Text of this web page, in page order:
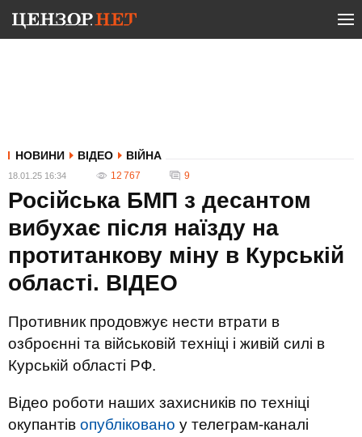
НОВИНИ ВІДЕО ВІЙНА
18.01.25 16:34 12 767 9
Російська БМП з десантом
вибухає після наїзду на
протитанкову міну в Курській
області. ВIДЕО
Противник продовжує нести втрати в
озброєнні та військовій техніці і живій силі в
Курській області РФ.
Відео роботи наших захисників по техніці
окупантів опубліковано у телеграм-каналі